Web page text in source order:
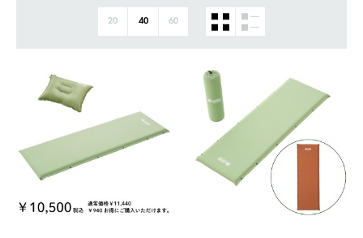
20 40 60